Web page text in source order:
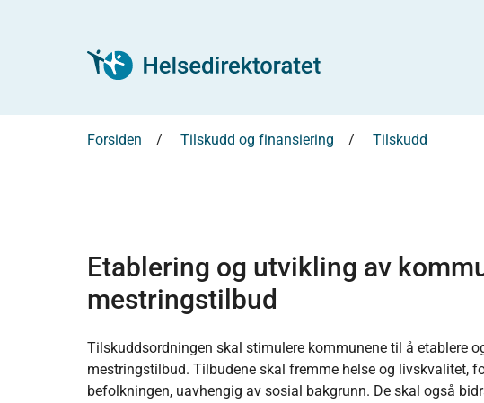
Forsiden Tilskudd og finansiering Tilskudd
Etablering og utvikling av
mestringstilbud
Tilskuddsordningen skal stimulere kommunene til å etablere
mestringstilbud. Tilbudene skal fremme helse og livskvalitet,
befolkningen, uavhengig av sosial bakgrunn. De skal også